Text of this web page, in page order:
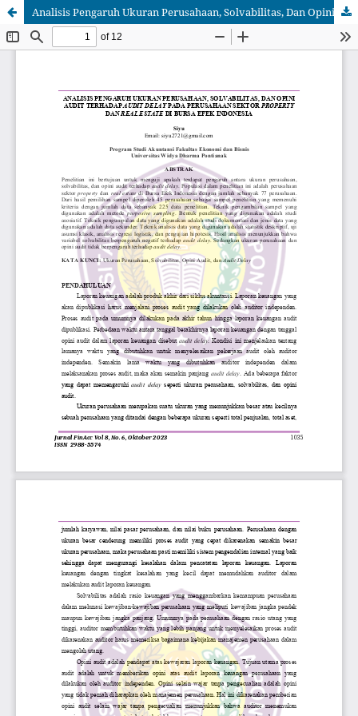
Analisis Pengaruh Ukuran Perusahaan, Solvabilitas, Dan Opini Audit Terhadap Audit Delay Pada Perusahaan Sektor Property Dan Real Estate Di Bursa Efek Indonesia